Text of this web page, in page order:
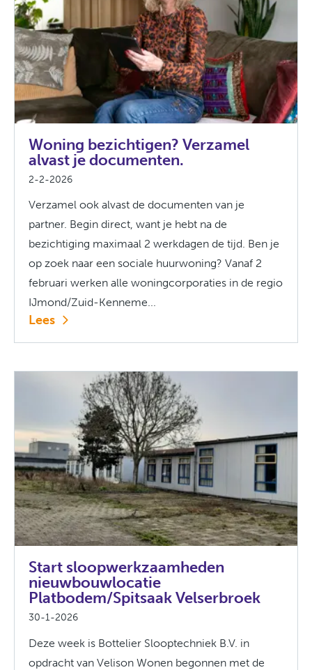
Woning bezichtigen? Verzamel
alvast je documenten.
2-2-2026
Verzamel ook alvast de documenten van je
partner. Begin direct, want je hebt na de
bezichtiging maximaal 2 werkdagen de tijd. Ben je
op zoek naar een sociale huurwoning? Vanaf 2
februari werken alle woningcorporaties in de regio
IJmond/Zuid-Kenneme...
Lees
Start sloopwerkzaamheden
nieuwbouwlocatie
Platbodem/Spitsaak Velserbroek
30-1-2026
Deze week is Bottelier Slooptechniek B.V. in
opdracht van Velison Wonen begonnen met de